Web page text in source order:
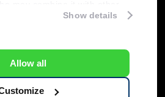
provided to them or that
Show details
Allow all